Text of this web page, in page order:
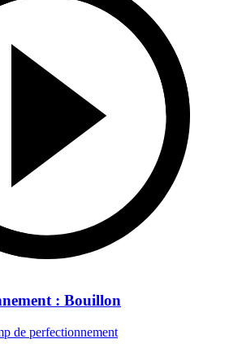
: Bouillon
de perfectionnement